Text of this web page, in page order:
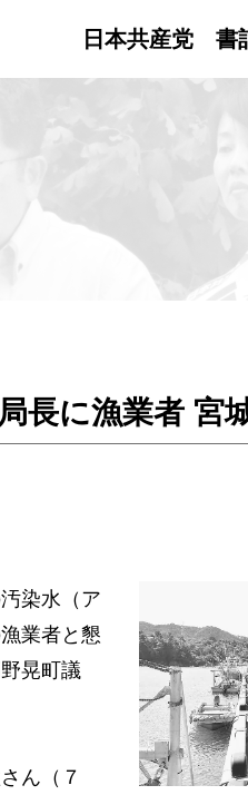
日本共産党 書
に漁業者 宮
染水（ア
業者と懇
晃町議
ん（７